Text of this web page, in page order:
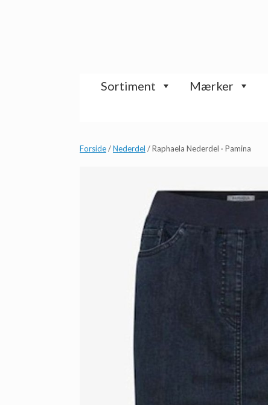
Sortiment Mærker
Forside/Nederdel / Raphaela Nederdel · Pamina